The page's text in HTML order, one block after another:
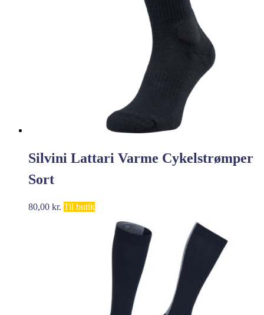
Silvini Lattari Varme Cykelstrømper
Sort
80,00 kr. Til butik